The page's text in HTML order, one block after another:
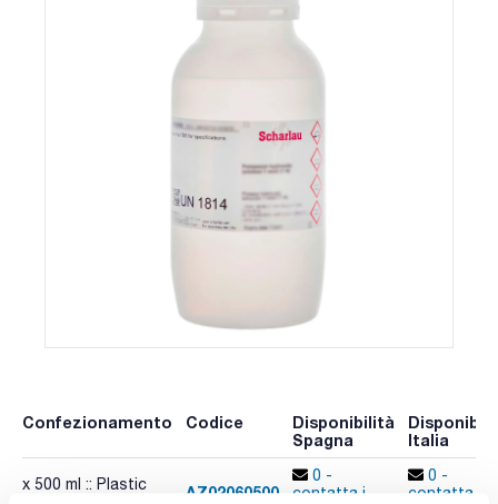
Confezionamento Codice
Disponibilità
Spagna
Italia
x 500 ml :: Plastic
AZ02060500
0 -
contatta i
0 -
contatta i